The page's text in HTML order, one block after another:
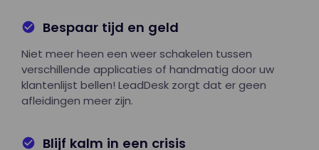
Bespaar tijd en geld
Niet meer heen een weer schakelen tussen
verschillende applicaties of handmatig door uw
klantenlijst bellen! LeadDesk zorgt dat er geen
afleidingen meer zijn.
Blijf kalm in een crisis